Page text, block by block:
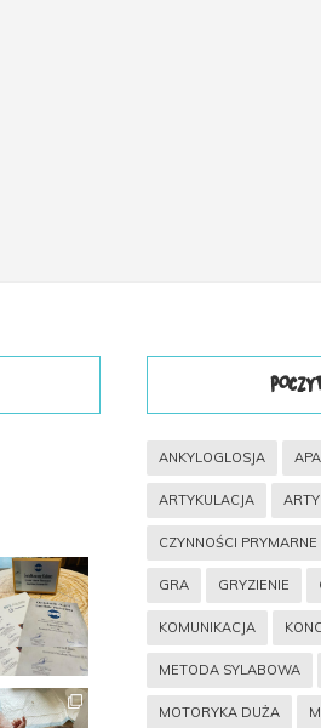
ANKYLOGLOSJA
ARTYKULACJA
CZYNNOŚCI PRYMARNE
GRA GRYZIENIE
KOMUNIKACJA
METODA SYLABOWA
MOTORYKA DUŻA